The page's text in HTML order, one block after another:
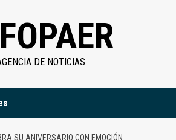
DE NOTICIAS
SU ANIVERSARIO CON EMOCIÓN